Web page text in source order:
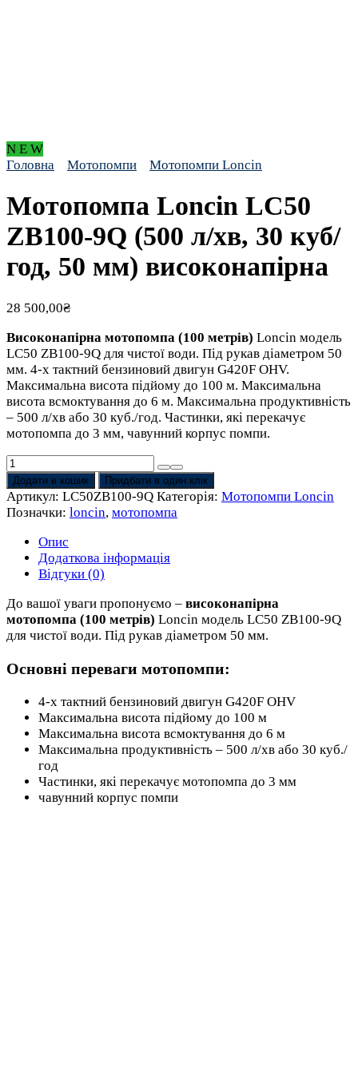
N E W
Головна
Мотопомпи Мотопомпи Loncin
Мотопомпа Loncin LC50
ZB100-9Q (500 л/хв, 30 куб/
год, 50 мм) високонапірна
28 500,00₴
Високонапірна мотопомпа (100 метрів) Loncin модель
LC50 ZB100-9Q для чистої води. Під рукав діаметром 50
мм. 4-х тактний бензиновий двигун G420F OHV.
Максимальна висота підйому до 100 м. Максимальна
висота всмоктування до 6 м. Максимальна продуктивність
– 500 л/хв або 30 куб./год. Частинки, які перекачує
мотопомпа до 3 мм, чавунний корпус помпи.
Мотопомпа
Loncin
LC50
ZB100-
(500
куб/
год,
50
високонапірна
Додати в кошик Придбати в один клік
Артикул: LC50ZB100-9Q Категорія: Мотопомпи Loncin
Позначки: loncin, мотопомпа
Опис
Додаткова інформація
Відгуки (0)
До вашої уваги пропонуємо – високонапірна
мотопомпа (100 метрів) Loncin модель LC50 ZB100-9Q
для чистої води. Під рукав діаметром 50 мм.
Основні переваги мотопомпи:
4-х тактний бензиновий двигун G420F OHV
Максимальна висота підйому до 100 м
Максимальна висота всмоктування до 6 м
Максимальна продуктивність – 500 л/хв або 30 куб./
год
Частинки, які перекачує мотопомпа до 3 мм
чавунний корпус помпи